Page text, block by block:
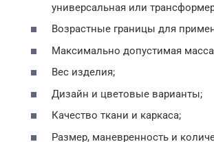
универсальная или
Возрастные границы для
Максимально допустимая масса
Вес изделия;
Дизайн и цветовые варианты;
Качество ткани и каркаса;
Размер, маневренность и